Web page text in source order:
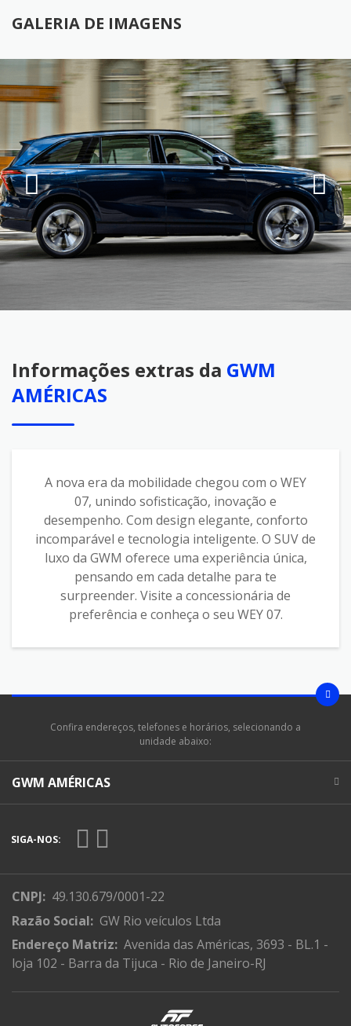
GALERIA DE IMAGENS
Informações extras da GWM
AMÉRICAS
A nova era da mobilidade chegou com o WEY
07, unindo sofisticação, inovação e
desempenho. Com design elegante, conforto
incomparável e tecnologia inteligente. O SUV de
luxo da GWM oferece uma experiência única,
pensando em cada detalhe para te
surpreender. Visite a concessionária de
preferência e conheça o seu WEY 07.
Confira endereços, telefones e horários, selecionando a
unidade abaixo:
GWM AMÉRICAS
SIGA-NOS:
CNPJ: 49.130.679/0001-22
Razão Social: GW Rio veículos Ltda
Endereço Matriz: Avenida das Américas, 3693 - BL.1 -
loja 102 - Barra da Tijuca - Rio de Janeiro-RJ